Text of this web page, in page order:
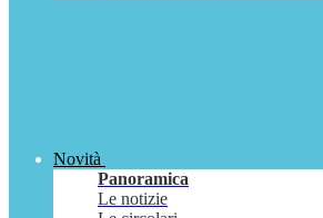
Novità
Panoramica
Le notizie